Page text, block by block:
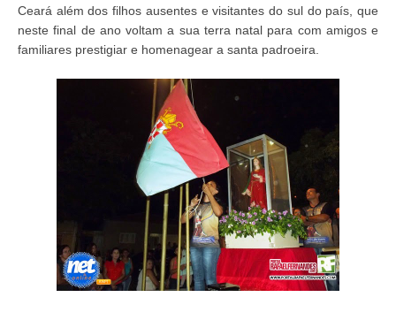
Ceará além dos filhos ausentes e visitantes do sul do país, que
neste final de ano voltam a sua terra natal para com amigos e
familiares prestigiar e homenagear a santa padroeira.